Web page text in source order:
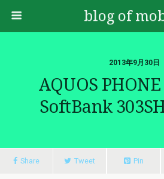
blog of
2013年9月30日
AQUOS
SoftBank
Share Tweet Pin